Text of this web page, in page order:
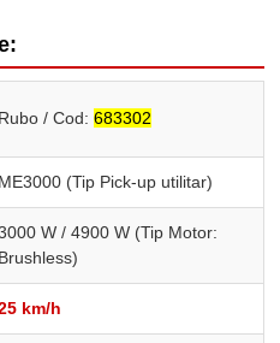
Rubo / Cod: 683302
ME3000 (Tip Pick-up utilitar)
W / 4900 W (Tip Motor:
Brushless)
km/h